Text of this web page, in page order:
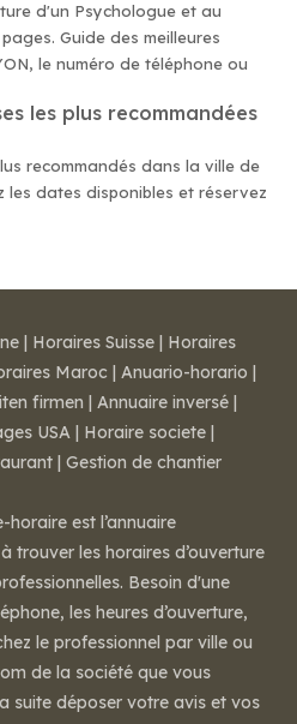
d'un Psychologue et au
Guide des meilleures
le numéro de téléphone ou
les plus recommandées
recommandés dans la ville de
les dates disponibles et réservez
| Horaires Suisse | Horaires
Maroc | Anuario-horario |
firmen | Annuaire inversé |
USA | Horaire societe |
| Gestion de chantier
est l’annuaire
trouver les horaires d’ouverture
Besoin d'une
les heures d’ouverture,
le professionnel par ville ou
de la société que vous
suite déposer votre avis et vos